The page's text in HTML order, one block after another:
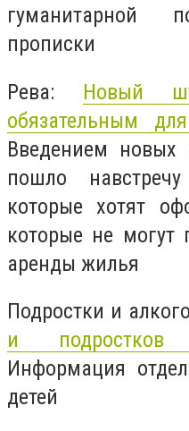
прописки
Рева: Новый
обязательным
Введением новых
пошло
которые хотят
которые не могут
аренды жилья
Подростки и
и подростков
Информация
детей